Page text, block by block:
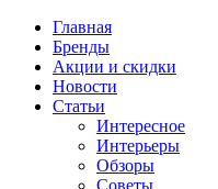
Главная
Бренды
Акции и скидки
Новости
Статьи
Интересное
Интерьеры
Обзоры
Советы